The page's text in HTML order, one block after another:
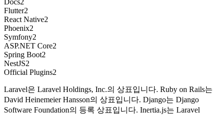
Flutter2
React Native2
Phoenix2
Symfony2
ASP.NET Core2
Spring Boot2
NestJS2
Official Plugins2
Laravel은 Laravel Holdings, Inc.의 상표입니다. Ruby on Rails는
David Heinemeier Hansson의 상표입니다. Django는 Django
Software Foundation의 등록 상표입니다. Inertia.js는 Laravel